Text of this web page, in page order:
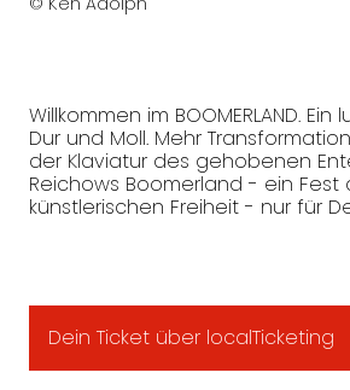
Willkommen im BOOMERLAND.
Dur und Moll. Mehr
der Klaviatur des gehobenen
Reichows Boomerland - ein Fest
künstlerischen Freiheit - nur für
Dein Ticket über localTicketing